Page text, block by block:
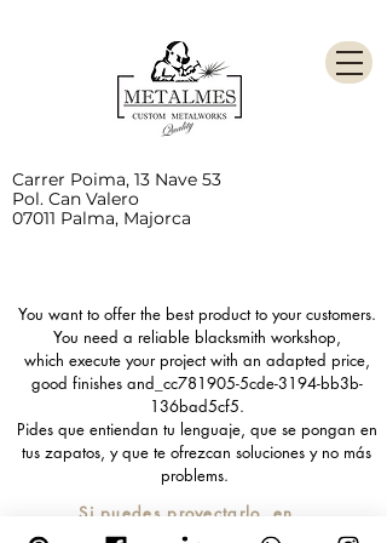
Carrer Poima, 13 Nave 53
Pol. Can Valero
07011 Palma, Majorca
You want to offer the best product to your customers.
You need a reliable blacksmith workshop,
which execute your project with an adapted price,
good finishes and_cc781905-5cde-3194-bb3b-
136bad5cf5.
Pides que entiendan tu lenguaje, que se pongan en
tus zapatos, y que te ofrezcan soluciones y no más
problems.
Si puedes proyectarlo, en
MetalMes podemos hacerlo: